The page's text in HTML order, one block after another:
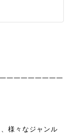
一一一一一一一一
様々なジャンル